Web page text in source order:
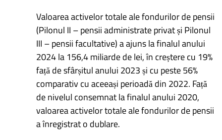
Valoarea activelor totale ale fondurilor de pensii
(Pilonul II – pensii administrate privat și Pilonul
III – pensii facultative) a ajuns la finalul anului
2024 la 156,4 miliarde de lei, în creștere cu 19%
față de sfârșitul anului 2023 și cu peste 56%
comparativ cu aceeași perioadă din 2022. Față
de nivelul consemnat la finalul anului 2020,
valoarea activelor totale ale fondurilor de pensii
a înregistrat o dublare.